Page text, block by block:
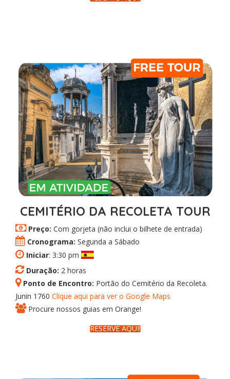
CEMITÉRIO DA RECOLETA TOUR
Preço: Com gorjeta (não inclui o bilhete de entrada)
Cronograma: Segunda a Sábado
Iniciar: 3:30 pm
Duração: 2 horas
Ponto de Encontro: Portão do Cemitério da Recoleta.
Junin 1760 Clique aqui para ver o Google Maps
Procure nossos guias em Orange!
RESERVE AQUI!